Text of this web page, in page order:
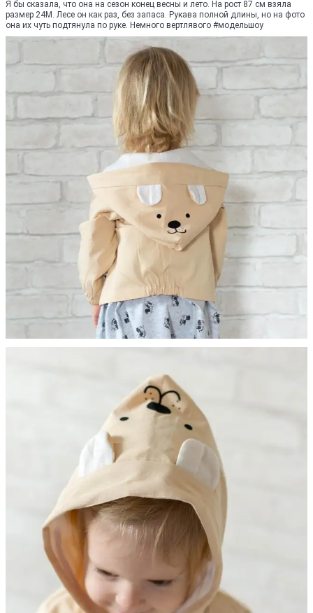
Я бы сказала, что она на сезон конец весны и лето. На рост 87 см взяла
размер 24М. Лесе он как раз, без запаса. Рукава полной длины, но на фото
она их чуть подтянула по руке. Немного вертлявого #модельшоу